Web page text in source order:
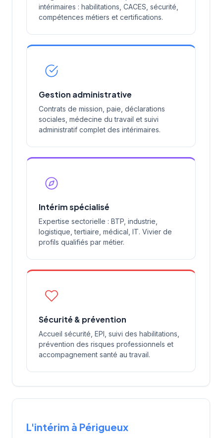
intérimaires : habilitations, CACES, sécurité,
compétences métiers et certifications.
Gestion administrative
Contrats de mission, paie, déclarations
sociales, médecine du travail et suivi
administratif complet des intérimaires.
Intérim spécialisé
Expertise sectorielle : BTP, industrie,
logistique, tertiaire, médical, IT. Vivier de
profils qualifiés par métier.
Sécurité & prévention
Accueil sécurité, EPI, suivi des habilitations,
prévention des risques professionnels et
accompagnement santé au travail.
L'intérim à Périgueux